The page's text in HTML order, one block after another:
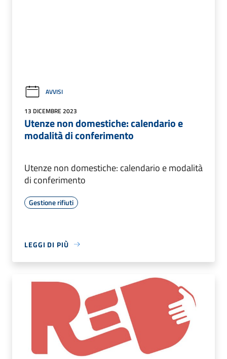
AVVISI
13 DICEMBRE 2023
Utenze non domestiche: calendario e
modalità di conferimento
Utenze non domestiche: calendario e modalità
di conferimento
Gestione rifiuti
LEGGI DI PIÙ